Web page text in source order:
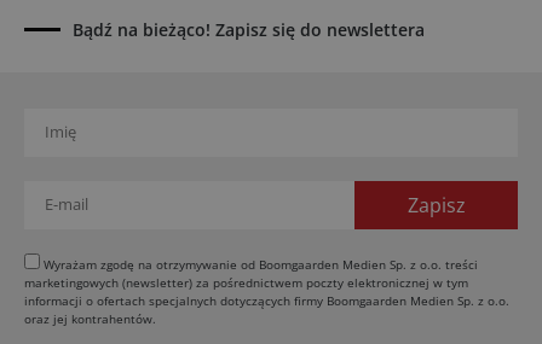
Fendt, Valtra i Massey Ferguson przy sprzedaży
maszyn rolniczych
bijakowe
Rzepak hybrydowy: sposób na wyższą rentowność
Europejski przemysł maszyn rolniczych w recesji
01.08.2026
Elektryczne maszyny terenowe: 3 kluczowe trendy
Bądź na bieżąco! Zapisz się do newslettera
Wyrażam zgodę na otrzymywanie od Boomgaarden Medien Sp. z o.o. treści
marketingowych (newsletter) za pośrednictwem poczty elektronicznej w tym
informacji o ofertach specjalnych dotyczących firmy Boomgaarden Medien Sp. z o.o.
oraz jej kontrahentów.